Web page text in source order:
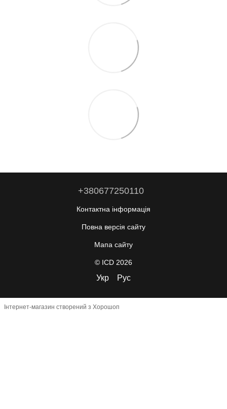
+380677250110
Контактна інформація
Повна версія сайту
Мапа сайту
© ICD 2026
Укр Рус
Інтернет-магазин створений з Хорошоп